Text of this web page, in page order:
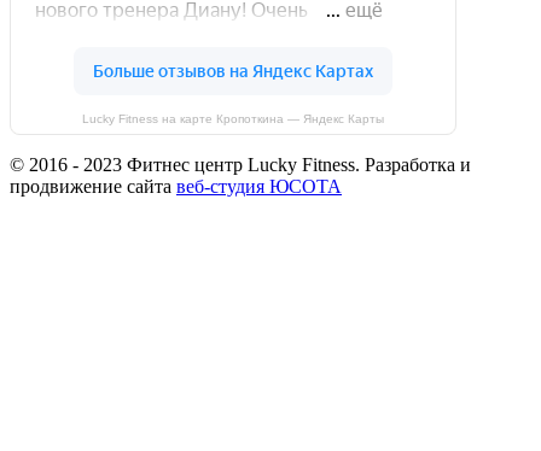
Lucky Fitness на карте Кропоткина — Яндекс Карты
© 2016 - 2023 Фитнес центр Lucky Fitness. Разработка и
продвижение сайта веб-студия ЮСОТА